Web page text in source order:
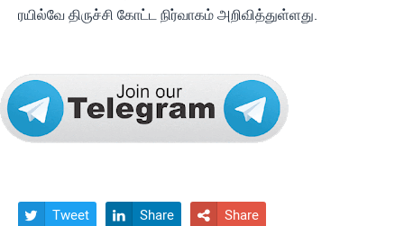
ரயில்வே திருச்சி கோட்ட நிர்வாகம் அறிவித்துள்ளது.
 Tweet  Share  Share